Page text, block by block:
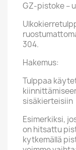
GZ-pistoke –
304.
Hakemus:
Tulppaa
sisäkierteisiin
Esimerkiksi,
on hitsattu
kytkemällä